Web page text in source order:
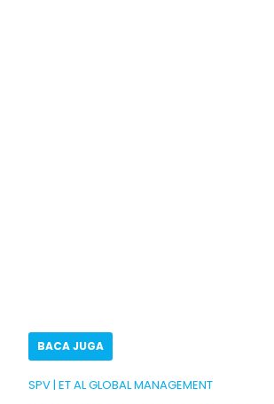
BACA JUGA
SPV | ET AL GLOBAL MANAGEMENT